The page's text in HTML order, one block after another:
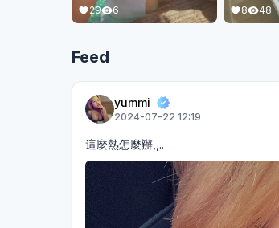
29 6 8 48
Feed
yummi
2024-07-22 12:19
這麼熱怎麼辦,,..